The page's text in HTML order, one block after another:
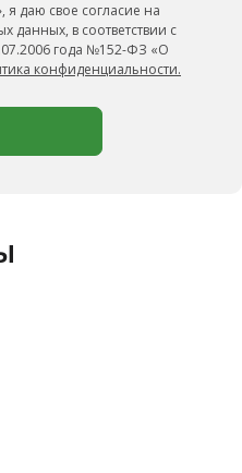
я даю свое согласие на
данных, в соответствии с
года №152-ФЗ «О
конфиденциальности.